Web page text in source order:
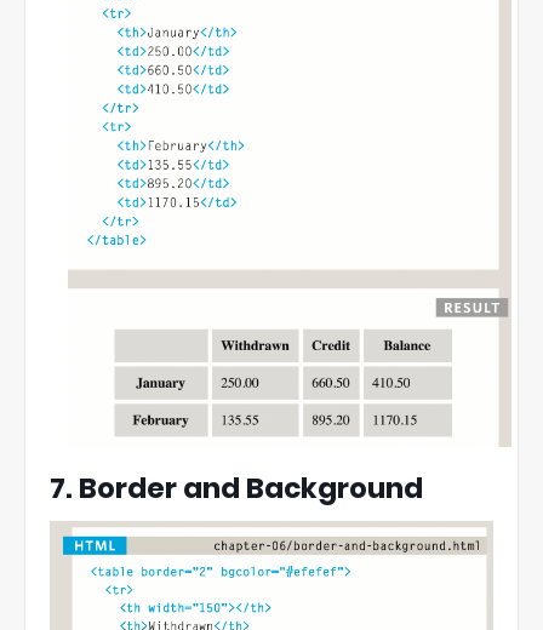
7. Border and Background